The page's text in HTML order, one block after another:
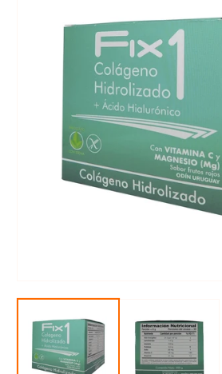
elemento
ventana
modal